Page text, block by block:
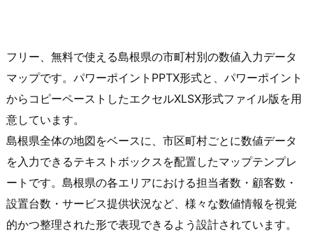
フリー、無料で使える島根県の市町村別の数値入力データ
マップです。パワーポイントPPTX形式と、パワーポイント
からコピーペーストしたエクセルXLSX形式ファイル版を用
意しています。
島根県全体の地図をベースに、市区町村ごとに数値データ
を入力できるテキストボックスを配置したマップテンプレ
ートです。島根県の各エリアにおける担当者数・顧客数・
設置台数・サービス提供状況など、様々な数値情報を視覚
的かつ整理された形で表現できるよう設計されています。